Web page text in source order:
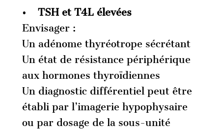
• TSH et T4L élevées
Envisager :
Un adénome thyréotrope sécrétant
Un état de résistance périphérique
aux hormones thyroïdiennes
Un diagnostic différentiel peut être
établi par l’imagerie hypophysaire
ou par dosage de la sous-unité